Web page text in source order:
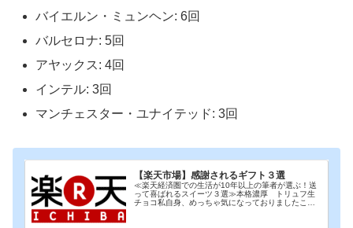
バイエルン・ミュンヘン: 6回
バルセロナ: 5回
アヤックス: 4回
インテル: 3回
マンチェスター・ユナイテッド: 3回
【楽天市場】感謝されるギフト３選
≪楽天経済圏での生活が10年以上の筆者が選ぶ！送
って喜ばれるスイーツ３選≫本格濃厚 トリュフ生
チョコ私自身、めっちゃ気になっておりましたこち